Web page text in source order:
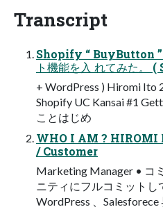
Transcript
Shopify “ BuyButton ”
ト機能を入 れてみた
+ WordPress ) Hiromi Ito
Shopify UC Kansai #1
ことはじめ
WHO I AM ? HIROMI
/ Customer
Marketing Manager • コ
ニティにフルコミットし
WordPress 、